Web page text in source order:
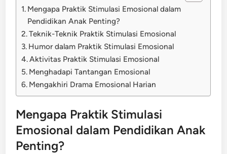
Mengapa Praktik Stimulasi Emosional dalam
Pendidikan Anak Penting?
Teknik-Teknik Praktik Stimulasi Emosional
Humor dalam Praktik Stimulasi Emosional
Aktivitas Praktik Stimulasi Emosional
Menghadapi Tantangan Emosional
Mengakhiri Drama Emosional Harian
Mengapa Praktik Stimulasi
Emosional dalam Pendidikan Anak
Penting?